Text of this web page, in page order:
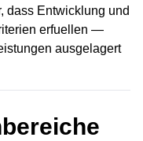
dass Entwicklung und
erfuellen —
ausgelagert